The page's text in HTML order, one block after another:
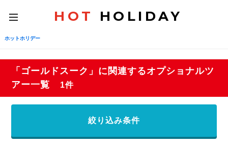
toggle
navigation
HOT HOLIDAY
ホットホリデー
「ゴールドスーク」に関連するオプショナルツ
アー一覧
1件
絞り込み条件